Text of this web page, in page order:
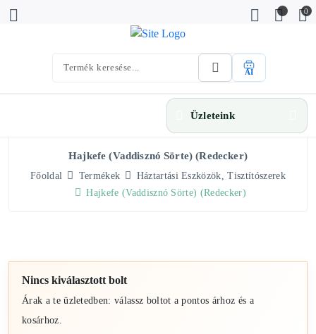
0
AI
Üzleteink
Hajkefe (vaddisznó Sörte) (Redecker)
Főoldal Termékek
Háztartási Eszközök, Tisztítószerek
Hajkefe (vaddisznó Sörte) (Redecker)
Nincs kiválasztott bolt
Árak a te üzletedben: válassz boltot a pontos árhoz és a
kosárhoz.